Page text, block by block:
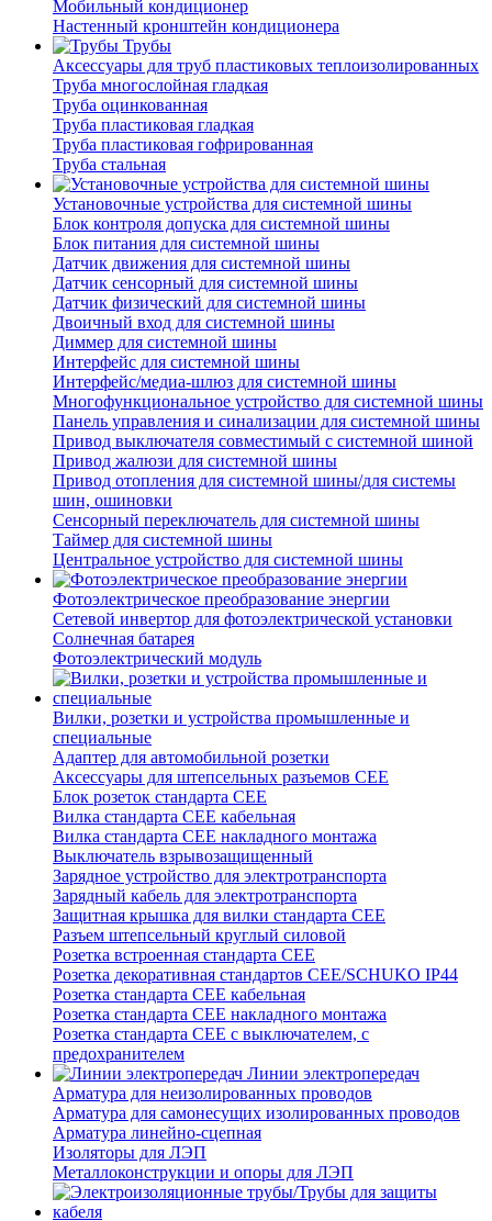
Мобильный кондиционер
Настенный кронштейн кондиционера
Трубы
Аксессуары для труб пластиковых теплоизолированных
Труба многослойная гладкая
Труба оцинкованная
Труба пластиковая гладкая
Труба пластиковая гофрированная
Труба стальная
Установочные устройства для системной шины
Блок контроля допуска для системной шины
Блок питания для системной шины
Датчик движения для системной шины
Датчик сенсорный для системной шины
Датчик физический для системной шины
Двоичный вход для системной шины
Диммер для системной шины
Интерфейс для системной шины
Интерфейс/медиа-шлюз для системной шины
Многофункциональное устройство для системной шины
Панель управления и синализации для системной шины
Привод выключателя совместимый с системной шиной
Привод жалюзи для системной шины
Привод отопления для системной шины/для системы
шин, ошиновки
Сенсорный переключатель для системной шины
Таймер для системной шины
Центральное устройство для системной шины
Фотоэлектрическое преобразование энергии
Сетевой инвертор для фотоэлектрической установки
Солнечная батарея
Фотоэлектрический модуль
Вилки, розетки и устройства промышленные и
специальные
Адаптер для автомобильной розетки
Аксессуары для штепсельных разъемов CEE
Блок розеток стандарта CEE
Вилка стандарта CEE кабельная
Вилка стандарта CEE накладного монтажа
Выключатель взрывозащищенный
Зарядное устройство для электротранспорта
Зарядный кабель для электротранспорта
Защитная крышка для вилки стандарта CEE
Разъем штепсельный круглый силовой
Розетка встроенная стандарта CEE
Розетка декоративная стандартов CEE/SCHUKO IP44
Розетка стандарта СЕЕ кабельная
Розетка стандарта СЕЕ накладного монтажа
Розетка стандарта СЕЕ с выключателем, с
предохранителем
Линии электропередач
Арматура для неизолированных проводов
Арматура для самонесущих изолированных проводов
Арматура линейно-сцепная
Изоляторы для ЛЭП
Металлоконструкции и опоры для ЛЭП